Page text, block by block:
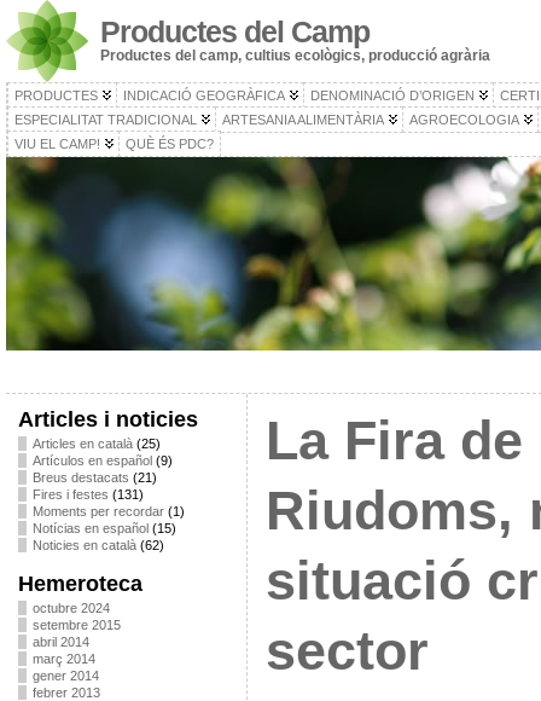
Productes del Camp
Productes del camp, cultius ecològics, producció agrària
PRODUCTES INDICACIÓ GEOGRÀFICA DENOMINACIÓ D’ORIGEN
ESPECIALITAT TRADICIONAL
ARTESANIA ALIMENTÀRIA
AGROECOLOGIA
VIU EL CAMP!
QUÈ ÉS PDC?
Articles i noticies
Articles en català(25)
Artículos en español(9)
Breus destacats (21)
Fires i festes (131)
Moments per recordar(1)
Notícias en español(15)
Noticies en català(62)
Hemeroteca
octubre 2024
setembre 2015
abril 2014
març 2014
gener 2014
febrer 2013
La Fira de
Riudoms,
situació
sector